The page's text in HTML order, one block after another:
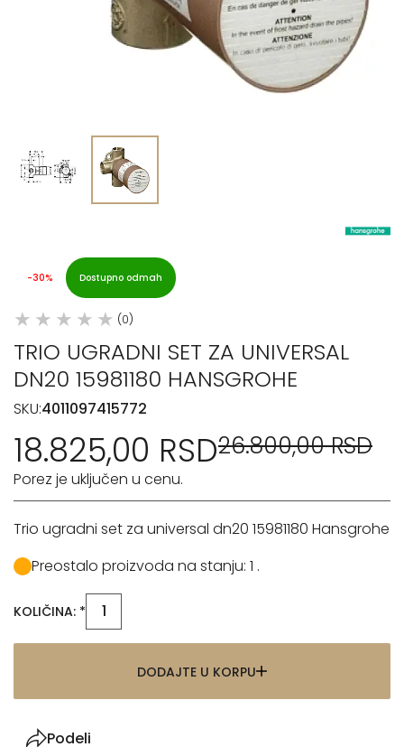
-30% Dostupno odmah
(0)
TRIO UGRADNI SET ZA UNIVERSAL
DN20 15981180 HANSGROHE
SKU:4011097415772
18.825,00 RSD26.800,00 RSD
Porez je uključen u cenu.
Trio ugradni set za universal dn20 15981180 Hansgrohe
Preostalo proizvoda na stanju: 1 .
KOLIČINA: *
DODAJTE U KORPU
Podeli